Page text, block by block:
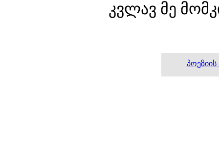
კვლავ მე